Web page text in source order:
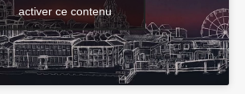
activer ce contenu